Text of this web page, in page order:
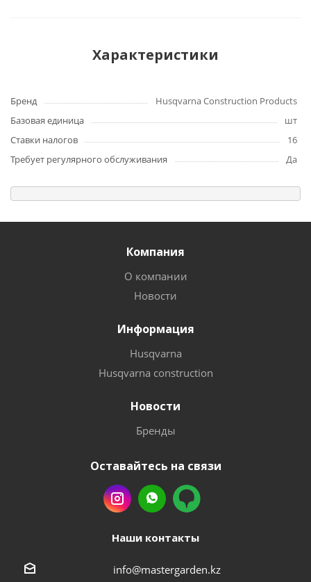
Характеристики
Бренд
Husqvarna Construction Products
Базовая единица
шт
Ставки налогов
16
Требует регулярного обслуживания
Да
Компания
О компании
Новости
Информация
Husqvarna
Husqvarna construction
Новости
Бренды
Оставайтесь на связи
Наши контакты
info@mastergarden.kz